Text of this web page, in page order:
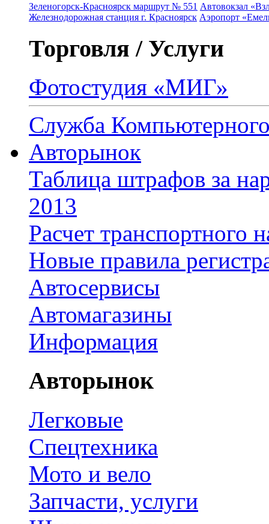
Зеленогорск-Красноярск маршрут № 551 Автовокзал
Железнодорожная станция г. Красноярск Аэропорт
Торговля / Услуги
Фотостудия «МИГ»
Служба
Авторынок
Таблица штрафов за
2013
Расчет транспортного
Новые правила
Автосервисы
Автомагазины
Информация
Авторынок
Легковые
Спецтехника
Мото и вело
Запчасти, услуги